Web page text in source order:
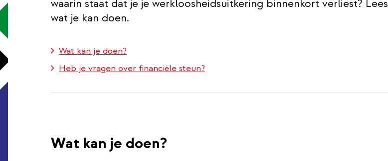
waarin staat dat je je werkloosheidsuitkering binnenkort verliest? Lees
wat je kan doen.
Wat kan je doen?
Heb je vragen over financiële steun?
Wat kan je doen?